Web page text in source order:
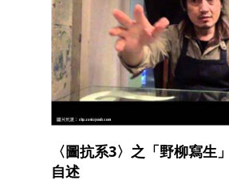
〈圖抗系3〉之「野柳寫生
自述